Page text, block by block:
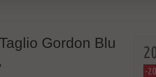
Gordon Blu
-